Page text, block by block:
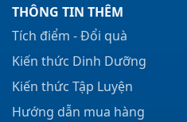
THÔNG TIN THÊM
Tích điểm - Đổi quà
Kiến thức Dinh Dưỡng
Kiến thức Tập Luyện
Hướng dẫn mua hàng